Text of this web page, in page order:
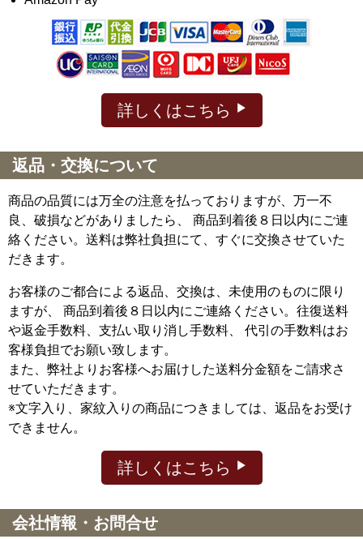
詳しくはこちら
返品・交換について
商品の品質には万全の注意を払っておりますが、万一不
良、破損などがありましたら、 商品到着後８日以内にご連
絡ください。送料は弊社負担にて、すぐに交換させていた
だきます。
お客様のご都合による返品、交換は、未使用のものに限り
ますが、
商品到着後８日以内にご連絡ください。往復送料
や返金手数料、支払い取り消し手数料、 代引の手数料はお
客様負担でお願い致します。
また、弊社よりお客様へお届けした送料分金額をご請求さ
せていただきます。
※文字入り、家紋入りの商品につきましては、返品をお受け
できません。
詳しくはこちら
会社情報・お問合せ